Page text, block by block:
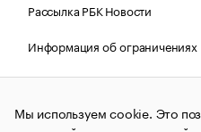
Рассылка РБК Новости
Информация об ограничениях
Правовая информация
О
© АО
Мы используем cookie. Это